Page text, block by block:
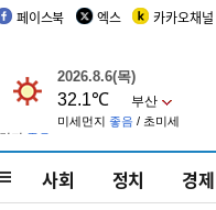
페이스북 엑스 카카오채널
사회 정치 경제